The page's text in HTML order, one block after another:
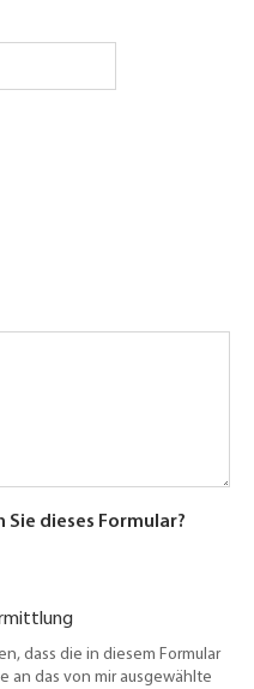
dieses Formular?
dass die in diesem Formular
an das von mir ausgewählte